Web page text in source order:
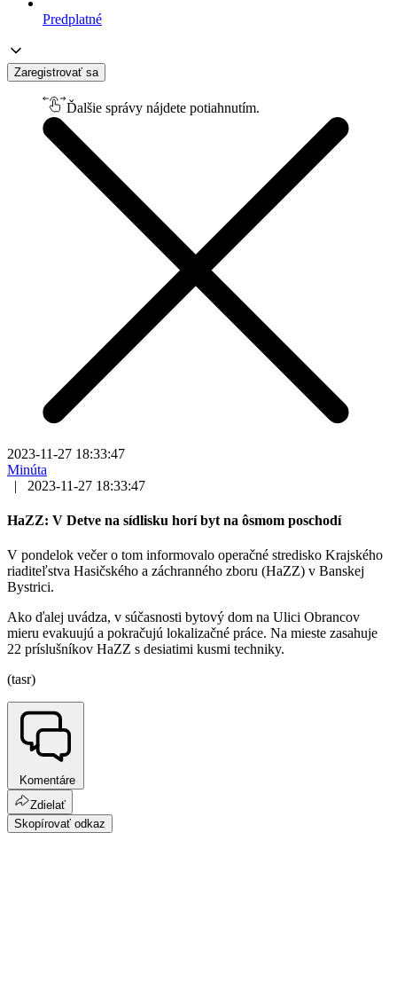
Predplatné
Zaregistrovať sa
Ďalšie správy nájdete potiahnutím.
2023-11-27 18:33:47
Minúta
|
2023-11-27 18:33:47
HaZZ: V Detve na sídlisku horí byt na ôsmom poschodí
V pondelok večer o tom informovalo operačné stredisko Krajského
riaditeľstva Hasičského a záchranného zboru (HaZZ) v Banskej
Bystrici.
Ako ďalej uvádza, v súčasnosti bytový dom na Ulici Obrancov
mieru evakuujú a pokračujú lokalizačné práce. Na mieste zasahuje
22 príslušníkov HaZZ s desiatimi kusmi techniky.
(tasr)
Komentáre
Zdielať
Skopírovať odkaz